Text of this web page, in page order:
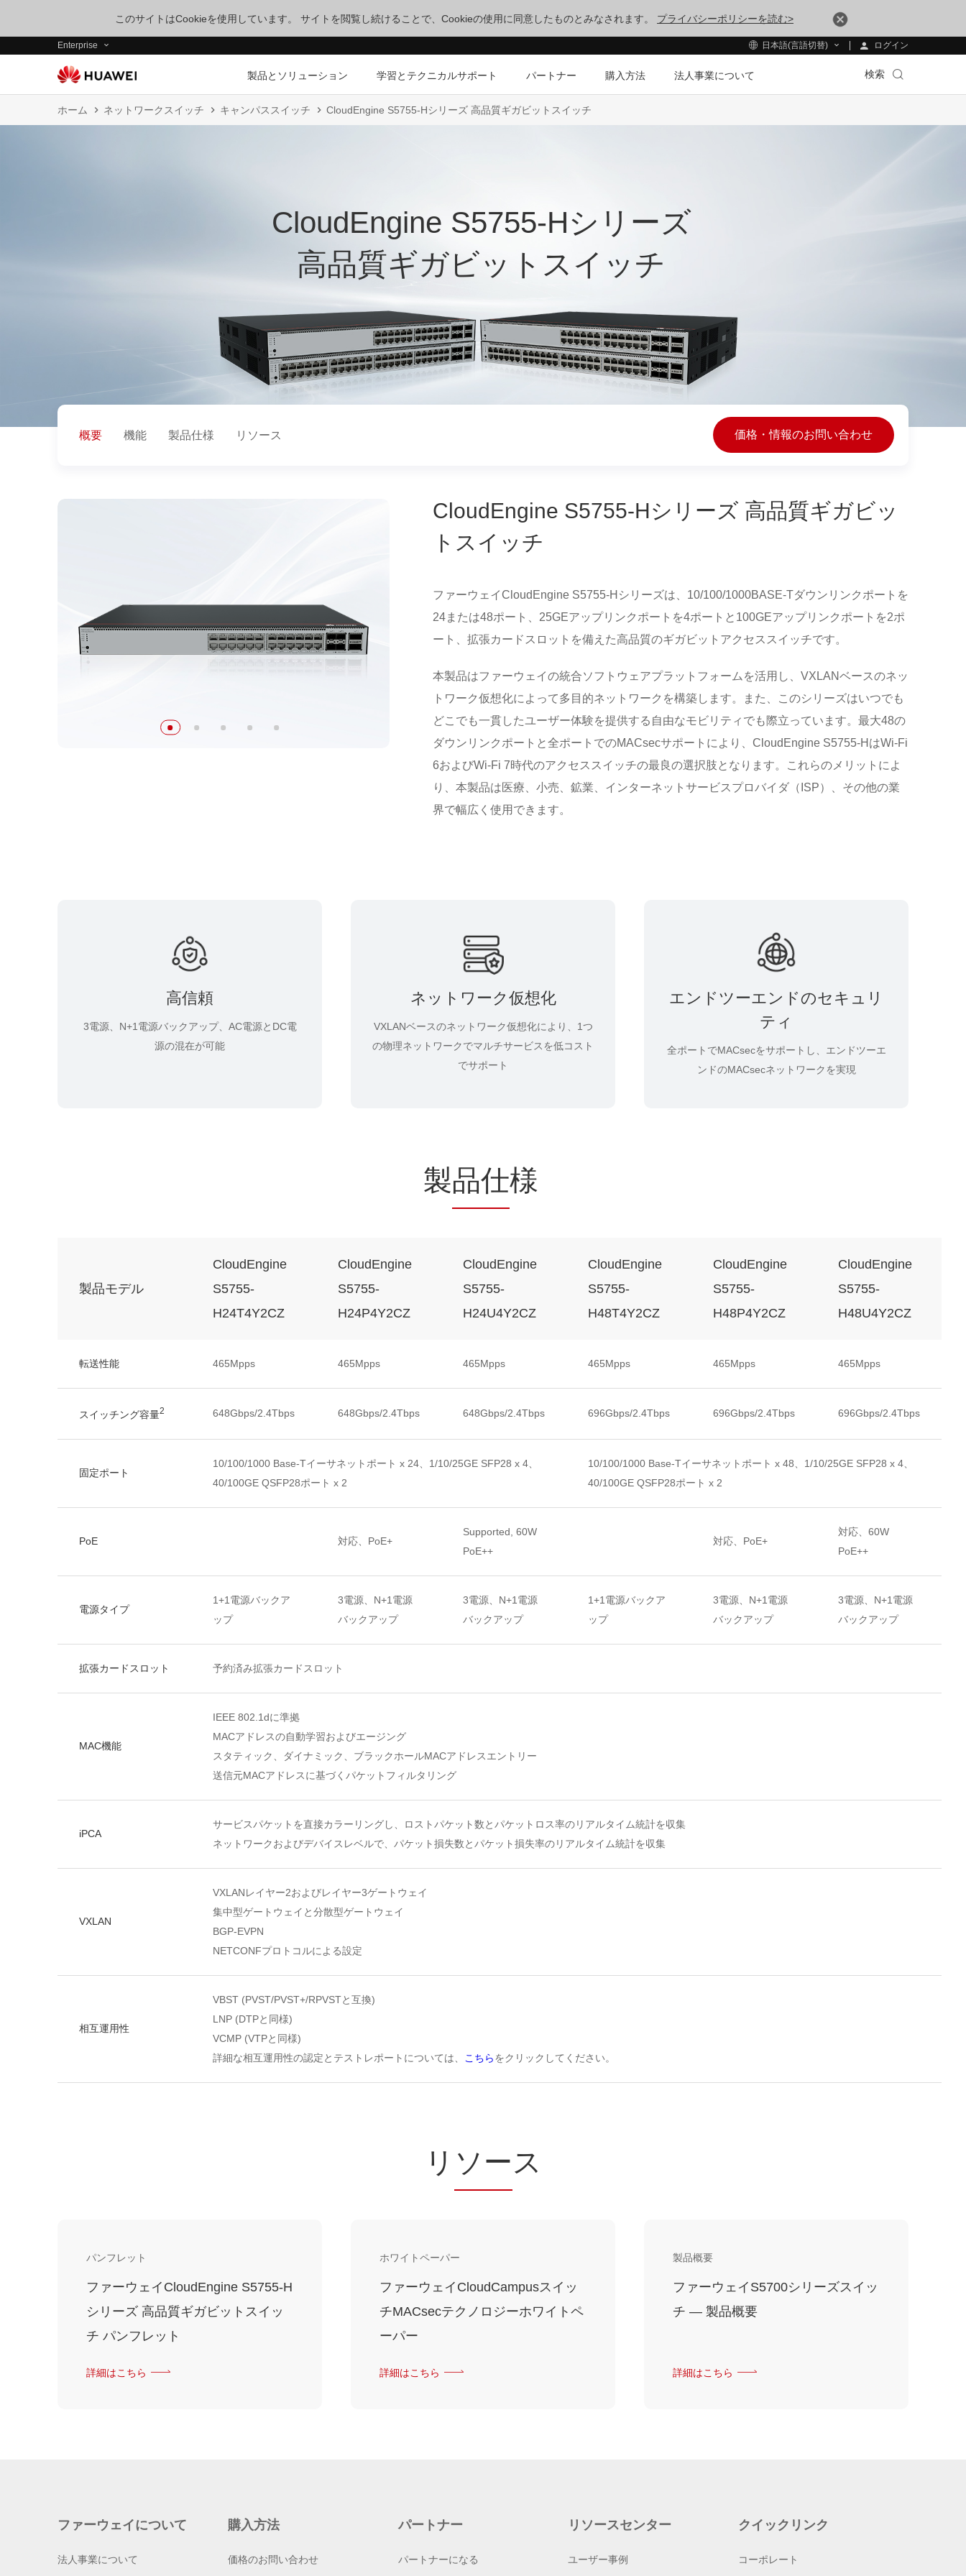
このサイトはCookieを使用しています。 サイトを閲覧し続けることで、Cookieの使用に同意したものとみなされます。 プライバシーポリシーを読む>
Enterprise 日本語(言語切替) ログイン
製品とソリューション 学習とテクニカルサポート パートナー 購入方法 法人事業について 検索
ホーム ネットワークスイッチ キャンパススイッチ CloudEngine S5755-Hシリーズ 高品質ギガビットスイッチ
CloudEngine S5755-Hシリーズ
高品質ギガビットスイッチ
概要 機能 製品仕様 リソース 価格・情報のお問い合わせ
CloudEngine S5755-Hシリーズ 高品質ギガビッ
トスイッチ
ファーウェイCloudEngine S5755-Hシリーズは、10/100/1000BASE-Tダウンリンクポートを
24または48ポート、25GEアップリンクポートを4ポートと100GEアップリンクポートを2ポ
ート、拡張カードスロットを備えた高品質のギガビットアクセススイッチです。
本製品はファーウェイの統合ソフトウェアプラットフォームを活用し、VXLANベースのネッ
トワーク仮想化によって多目的ネットワークを構築します。また、このシリーズはいつでも
どこでも一貫したユーザー体験を提供する自由なモビリティでも際立っています。最大48の
ダウンリンクポートと全ポートでのMACsecサポートにより、CloudEngine S5755-HはWi-Fi
6およびWi-Fi 7時代のアクセススイッチの最良の選択肢となります。これらのメリットによ
り、本製品は医療、小売、鉱業、インターネットサービスプロバイダ（ISP）、その他の業
界で幅広く使用できます。
高信頼
3電源、N+1電源バックアップ、AC電源とDC電
源の混在が可能
ネットワーク仮想化
VXLANベースのネットワーク仮想化により、1つ
の物理ネットワークでマルチサービスを低コスト
でサポート
エンドツーエンドのセキュリ
ティ
全ポートでMACsecをサポートし、エンドツーエ
ンドのMACsecネットワークを実現
製品仕様
製品モデル
CloudEngine
S5755-
H24T4Y2CZ
CloudEngine
S5755-
H24P4Y2CZ
CloudEngine
S5755-
H24U4Y2CZ
CloudEngine
S5755-
H48T4Y2CZ
CloudEngine
S5755-
H48P4Y2CZ
CloudEngine
S5755-
H48U4Y2CZ
転送性能 465Mpps 465Mpps 465Mpps 465Mpps 465Mpps 465Mpps
スイッチング容量2 648Gbps/2.4Tbps 648Gbps/2.4Tbps 648Gbps/2.4Tbps 696Gbps/2.4Tbps 696Gbps/2.4Tbps 696Gbps/2.4Tbps
固定ポート
10/100/1000 Base-Tイーサネットポート x 24、1/10/25GE SFP28 x 4、
40/100GE QSFP28ポート x 2
10/100/1000 Base-Tイーサネットポート x 48、1/10/25GE SFP28 x 4、
40/100GE QSFP28ポート x 2
PoE 対応、PoE+
Supported, 60W
PoE++
対応、PoE+
対応、60W
PoE++
電源タイプ
1+1電源バックア
ップ
3電源、N+1電源
バックアップ
3電源、N+1電源
バックアップ
1+1電源バックア
ップ
3電源、N+1電源
バックアップ
3電源、N+1電源
バックアップ
拡張カードスロット 予約済み拡張カードスロット
MAC機能
IEEE 802.1dに準拠
MACアドレスの自動学習およびエージング
スタティック、ダイナミック、ブラックホールMACアドレスエントリー
送信元MACアドレスに基づくパケットフィルタリング
iPCA
サービスパケットを直接カラーリングし、ロストパケット数とパケットロス率のリアルタイム統計を収集
ネットワークおよびデバイスレベルで、パケット損失数とパケット損失率のリアルタイム統計を収集
VXLAN
VXLANレイヤー2およびレイヤー3ゲートウェイ
集中型ゲートウェイと分散型ゲートウェイ
BGP-EVPN
NETCONFプロトコルによる設定
相互運用性
VBST (PVST/PVST+/RPVSTと互換)
LNP (DTPと同様)
VCMP (VTPと同様)
詳細な相互運用性の認定とテストレポートについては、
こちらをクリックしてください。
リ ソース
パンフレット
ファーウェイCloudEngine S5755-H
シリーズ 高品質ギガビットスイッ
チ パンフレット
詳細はこちら
ホワイトペーパー
ファーウェイCloudCampusスイッ
チMACsecテクノロジーホワイトペ
ーパー
詳細はこちら
製品概要
ファーウェイS5700シリーズスイッ
チ — 製品概要
詳細はこちら
ファーウェイについて
法人事業について
購入方法
価格のお問い合わせ
パートナー
パートナーになる
リソースセンター
ユーザー事例
クイックリンク
コーポレート